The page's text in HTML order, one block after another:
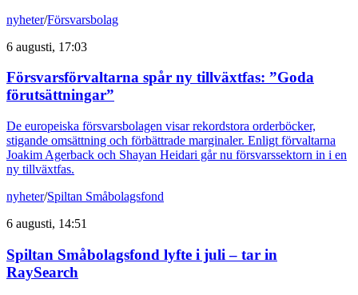
nyheter/Försvarsbolag
6 augusti, 17:03
Försvarsförvaltarna spår ny tillväxtfas: ”Goda
förutsättningar”
De europeiska försvarsbolagen visar rekordstora orderböcker,
stigande omsättning och förbättrade marginaler. Enligt förvaltarna
Joakim Agerback och Shayan Heidari går nu försvarssektorn in i en
ny tillväxtfas.
nyheter/Spiltan Småbolagsfond
6 augusti, 14:51
Spiltan Småbolagsfond lyfte i juli – tar in
RaySearch